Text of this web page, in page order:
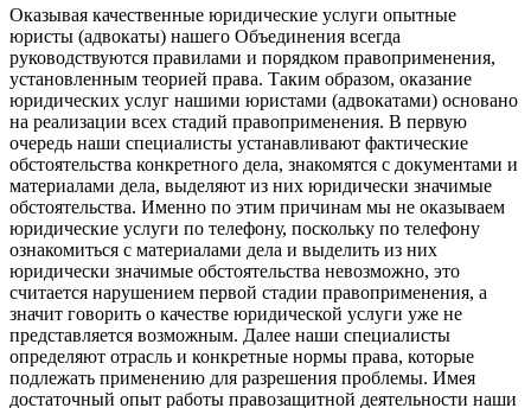
Оказывая качественные юридические услуги опытные
юристы (адвокаты) нашего Объединения всегда
руководствуются правилами и порядком правоприменения,
установленным теорией права. Таким образом, оказание
юридических услуг нашими юристами (адвокатами) основано
на реализации всех стадий правоприменения. В первую
очередь наши специалисты устанавливают фактические
обстоятельства конкретного дела, знакомятся с документами и
материалами дела, выделяют из них юридически значимые
обстоятельства. Именно по этим причинам мы не оказываем
юридические услуги по телефону, поскольку по телефону
ознакомиться с материалами дела и выделить из них
юридически значимые обстоятельства невозможно, это
считается нарушением первой стадии правоприменения, а
значит говорить о качестве юридической услуги уже не
представляется возможным. Далее наши специалисты
определяют отрасль и конкретные нормы права, которые
подлежать применению для разрешения проблемы. Имея
достаточный опыт работы правозащитной деятельности наши